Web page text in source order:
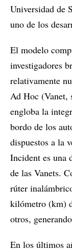
Universidad de
uno de los
El modelo
investigadores
relativamente
Ad Hoc (Vanet,
engloba la
bordo de los
dispuestos a la
Incident es una
de las Vanets.
rúter
kilómetro (km)
otros,
En los últimos